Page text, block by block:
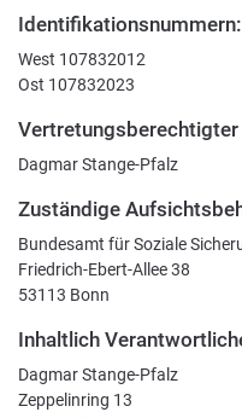
Identifikationsnummern:
West 107832012
Ost 107832023
Dagmar Stange-Pfalz
Zuständige
Bundesamt für Soziale
Friedrich-Ebert-Allee 38
53113 Bonn
Inhaltlich
Dagmar Stange-Pfalz
Zeppelinring 13